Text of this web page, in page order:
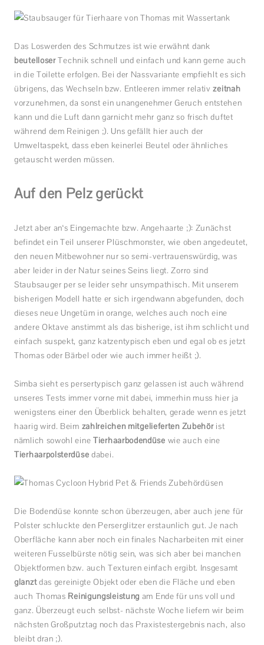
Das Loswerden des Schmutzes ist wie erwähnt dank
beutelloserTechnik schnell und einfach und kann gerne auch
in die Toilette erfolgen. Bei der Nassvariante empfiehlt es sich
übrigens, das Wechseln bzw. Entleeren immer relativzeitnah
vorzunehmen, da sonst ein unangenehmer Geruch entstehen
kann und die Luft dann garnicht mehr ganz so frisch duftet
während dem Reinigen ;). Uns gefällt hier auch der
Umweltaspekt, dass eben keinerlei Beutel oder ähnliches
getauscht werden müssen.
Auf den Pelz gerückt
Jetzt aber an‘s Eingemachte bzw. Angehaarte ;): Zunächst
befindet ein Teil unserer Plüschmonster, wie oben angedeutet,
den neuen Mitbewohner nur so semi-vertrauenswürdig, was
aber leider in der Natur seines Seins liegt. Zorro sind
Staubsauger per se leider sehr unsympathisch. Mit unserem
bisherigen Modell hatte er sich irgendwann abgefunden, doch
dieses neue Ungetüm in orange, welches auch noch eine
andere Oktave anstimmt als das bisherige, ist ihm schlicht und
einfach suspekt, ganz katzentypisch eben und egal ob es jetzt
Thomas oder Bärbel oder wie auch immer heißt ;).
Simba sieht es persertypisch ganz gelassen ist auch während
unseres Tests immer vorne mit dabei, immerhin muss hier ja
wenigstens einer den Überblick behalten, gerade wenn es jetzt
haarig wird. Beim zahlreichen mitgelieferten Zubehörist
nämlich sowohl eine Tierhaarbodendüse wie auch eine
Tierhaarpolsterdüse dabei.
Die Bodendüse konnte schon überzeugen, aber auch jene für
Polster schluckte den Perserglitzer erstaunlich gut. Je nach
Oberfläche kann aber noch ein finales Nacharbeiten mit einer
weiteren Fusselbürste nötig sein, was sich aber bei manchen
Objektformen bzw. auch Texturen einfach ergibt. Insgesamt
glänztdas gereinigte Objekt oder eben die Fläche und eben
auch Thomas Reinigungsleistung am Ende für uns voll und
ganz. Überzeugt euch selbst- nächste Woche liefern wir beim
nächsten Großputztag noch das Praxistestergebnis nach, also
bleibt dran ;).